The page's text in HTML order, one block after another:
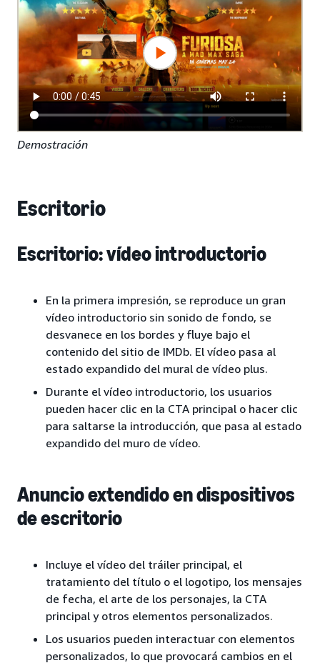
Demostración
Escritorio
Escritorio: vídeo introductorio
En la primera impresión, se reproduce un gran
vídeo introductorio sin sonido de fondo, se
desvanece en los bordes y fluye bajo el
contenido del sitio de IMDb. El vídeo pasa al
estado expandido del mural de vídeo plus.
Durante el vídeo introductorio, los usuarios
pueden hacer clic en la CTA principal o hacer clic
para saltarse la introducción, que pasa al estado
expandido del muro de vídeo.
Anuncio extendido en dispositivos
de escritorio
Incluye el vídeo del tráiler principal, el
tratamiento del título o el logotipo, los mensajes
de fecha, el arte de los personajes, la CTA
principal y otros elementos personalizados.
Los usuarios pueden interactuar con elementos
personalizados, lo que provocará cambios en el